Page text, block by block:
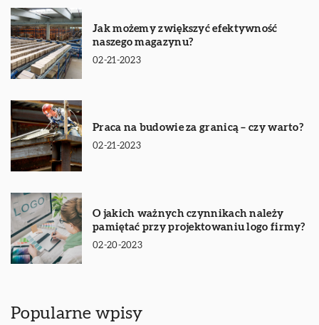
Jak możemy zwiększyć efektywność
naszego magazynu?
02-21-2023
Praca na budowie za granicą – czy warto?
02-21-2023
O jakich ważnych czynnikach należy
pamiętać przy projektowaniu logo firmy?
02-20-2023
Popularne wpisy